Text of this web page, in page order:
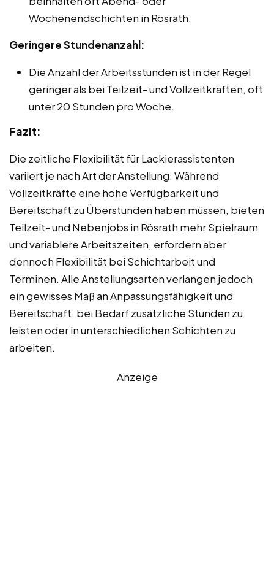
Wochenendschichten in Rösrath.
Geringere Stundenanzahl:
Die Anzahl der Arbeitsstunden ist in der Regel
geringer als bei Teilzeit- und Vollzeitkräften, oft
unter 20 Stunden pro Woche.
Fazit:
Die zeitliche Flexibilität für Lackierassistenten
variiert je nach Art der Anstellung. Während
Vollzeitkräfte eine hohe Verfügbarkeit und
Bereitschaft zu Überstunden haben müssen, bieten
Teilzeit- und Nebenjobs in Rösrath mehr Spielraum
und variablere Arbeitszeiten, erfordern aber
dennoch Flexibilität bei Schichtarbeit und
Terminen. Alle Anstellungsarten verlangen jedoch
ein gewisses Maß an Anpassungsfähigkeit und
Bereitschaft, bei Bedarf zusätzliche Stunden zu
leisten oder in unterschiedlichen Schichten zu
arbeiten.
Anzeige